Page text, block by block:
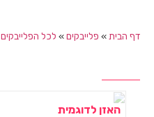
דף הבית » פלייבקים» לכל הפלייבקים
האזן לדוגמית